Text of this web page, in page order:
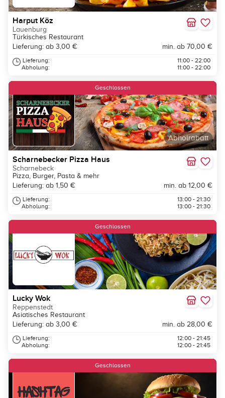
Harput Köz
Lauenburg
Türkisches Restaurant
Lieferung: ab 3,00 €
min. ab 70,00 €
Lieferung:
Abholung:
11:00 - 22:00
11:00 - 22:00
Abholrabatt
Geschlossen
Scharnebecker Pizza Haus
Scharnebeck
Pizza, Burger, Pasta & mehr
Lieferung: ab 1,50 €
min. ab 12,00 €
Lieferung:
Abholung:
13:00 - 21:30
13:00 - 21:30
Geschlossen
Lucky Wok
Reppenstedt
Asiatisches Restaurant
Lieferung: ab 3,00 €
min. ab 28,00 €
Lieferung:
Abholung:
12:00 - 21:45
12:00 - 21:45
Geschlossen